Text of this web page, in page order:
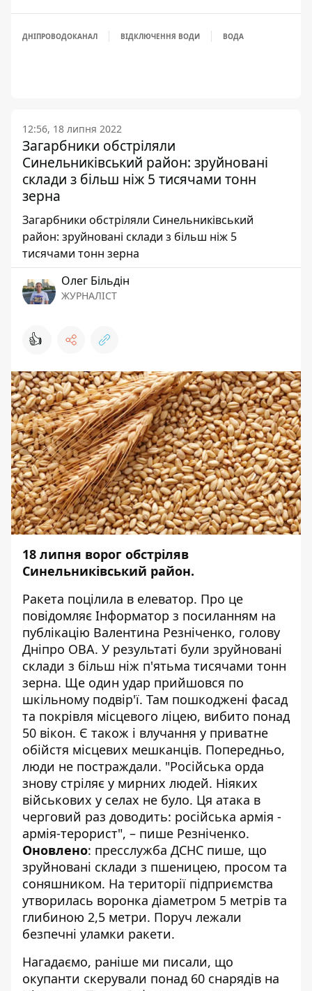
ДНІПРОВОДОКАНАЛ ВІДКЛЮЧЕННЯ ВОДИ ВОДА
12:56, 18 липня 2022
Загарбники обстріляли
Синельниківський район: зруйновані
склади з більш ніж 5 тисячами тонн
зерна
Загарбники обстріляли Синельниківський
район: зруйновані склади з більш ніж 5
тисячами тонн зерна
Олег Більдін
ЖУРНАЛІСТ
👍
18 липня ворог обстріляв
Синельниківський район.
Ракета поцілила в елеватор. Про це
повідомляє Інформатор з посиланням на
публікацію Валентина Резніченко, голову
Дніпро ОВА. У результаті були зруйновані
склади з більш ніж п'ятьма тисячами тонн
зерна. Ще один удар прийшовся по
шкільному подвір'ї. Там пошкоджені фасад
та покрівля місцевого ліцею, вибито понад
50 вікон. Є також і влучання у приватне
обійстя місцевих мешканців. Попередньо,
люди не постраждали. "Російська орда
знову стріляє у мирних людей. Ніяких
військових у селах не було. Ця атака в
черговий раз доводить: російська армія -
армія-терорист", – пише Резніченко.
Оновлено: пресслужба ДСНС пише, що
зруйновані склади з пшеницею, просом та
соняшником. На території підприємства
утворилась воронка діаметром 5 метрів та
глибиною 2,5 метри. Поруч лежали
безпечні уламки ракети.
Нагадаємо, раніше ми писали, що
окупанти скерували понад 60 снарядів на